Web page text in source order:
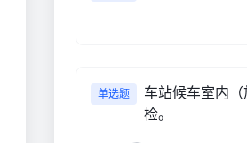
单选题
车站候车室内
检。